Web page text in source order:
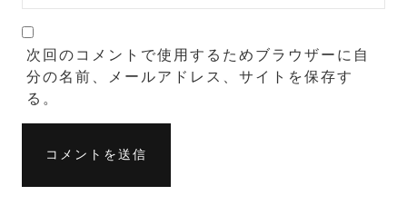
次回のコメントで使用するためブラウザーに自
分の名前、メールアドレス、サイトを保存す
る。